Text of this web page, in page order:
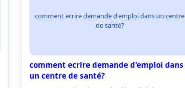
comment ecrire demande d'emploi dans un centre
de santé?
comment ecrire demande d'emploi dans
un centre de santé?